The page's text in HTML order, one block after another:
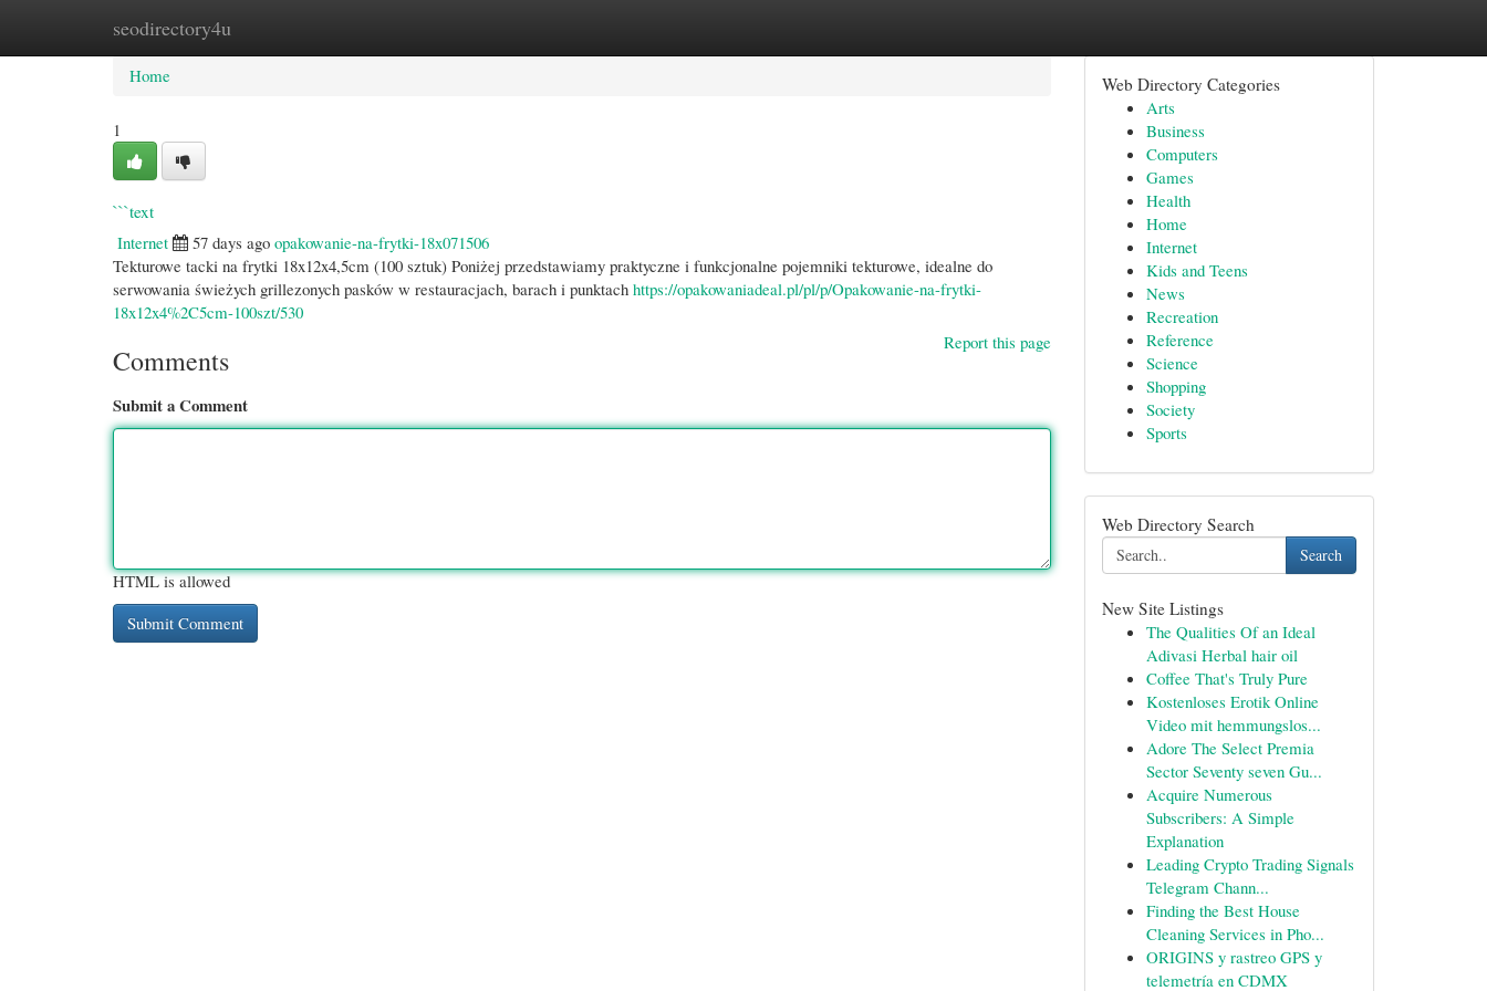
seodirectory4u
Home New Site Listings
Home
1
```text
Internet
57 days ago opakowanie-na-frytki-18x071506
Tekturowe tacki na frytki 18x12x4,5cm (100 sztuk) Poniżej przedstawiamy praktyczne i funkcjonalne pojemniki tekturowe, idealne do
serwowania świeżych grillezonych pasków w restauracjach, barach i punktach https://opakowaniadeal.pl/pl/p/Opakowanie-na-frytki-
18x12x4%2C5cm-100szt/530
Report this page
Comments
Submit a Comment
HTML is allowed
Web Directory Categories
Arts
Business
Computers
Games
Health
Home
Internet
Kids and Teens
News
Recreation
Reference
Science
Shopping
Society
Sports
Web Directory Search
Search
New Site Listings
The Qualities Of an Ideal
Adivasi Herbal hair oil
Coffee That's Truly Pure
Kostenloses Erotik Online
Video mit hemmungslos...
Adore The Select Premia
Sector Seventy seven Gu...
Acquire Numerous
Subscribers: A Simple
Explanation
Leading Crypto Trading Signals
Telegram Chann...
Finding the Best House
Cleaning Services in Pho...
ORIGINS y rastreo GPS y
telemetría en CDMX